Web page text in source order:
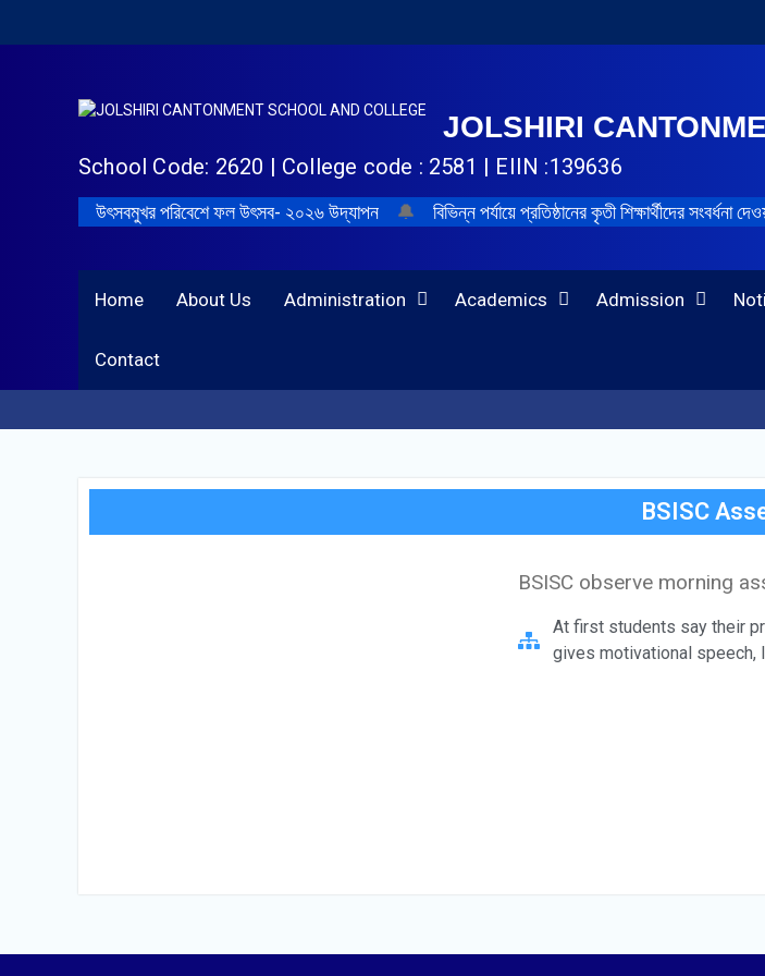
JOLSHIRI
School Code: 2620 | College code : 2581 | EIIN :139636
উৎসবমুখর পরিবেশে ফল উৎসব- ২০২৬ উদ্‌যাপন 🔔 বিভিন্ন পর্যায়ে প্রতিষ্ঠানের কৃতী শিক্ষার্থীদের সংবর্ধনা
Home About Us Administration Academics Admission
Contact
BSISC
BSISC observe morning
At first students say their
gives motivational speech,